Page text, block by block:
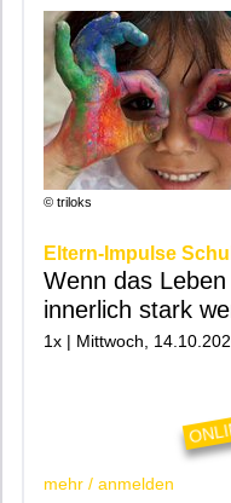
© triloks
Eltern-Impulse
Wenn das
innerlich stark
1x | Mittwoch,
mehr / anmelden